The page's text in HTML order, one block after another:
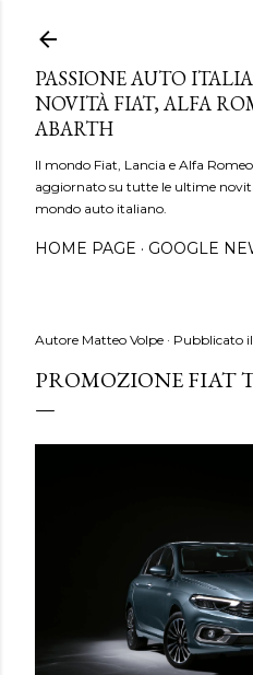
PASSIONE AUTO
NOVITÀ FIAT, ALFA
ABARTH
Il mondo Fiat, Lancia e Alfa
aggiornato su tutte le ultime
mondo auto italiano.
HOME PAGE GOOGLE
Autore Matteo Volpe Pubblicato il
PROMOZIONE FIAT